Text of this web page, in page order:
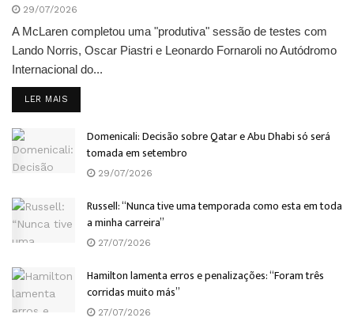
29/07/2026
A McLaren completou uma "produtiva" sessão de testes com
Lando Norris, Oscar Piastri e Leonardo Fornaroli no Autódromo
Internacional do...
LER MAIS
Domenicali: Decisão sobre Qatar e Abu Dhabi só será
tomada em setembro
29/07/2026
Russell: “Nunca tive uma temporada como esta em toda
a minha carreira”
27/07/2026
Hamilton lamenta erros e penalizações: “Foram três
corridas muito más”
27/07/2026